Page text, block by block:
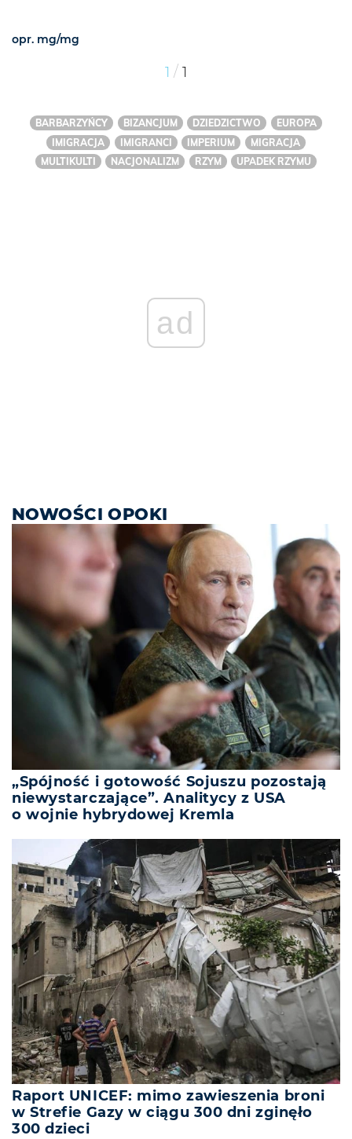
opr. mg/mg
1 / 1
BARBARZYŃCY BIZANCJUM DZIEDZICTWO
EUROPA
IMIGRACJA
IMIGRANCI IMPERIUM
MIGRACJA
MULTIKULTI
NACJONALIZM RZYM UPADEK RZYMU
ad
NOWOŚCI OPOKI
„Spójność i gotowość Sojuszu pozostają
niewystarczające”. Analitycy z USA
o wojnie hybrydowej Kremla
Raport UNICEF: mimo zawieszenia broni
w Strefie Gazy w ciągu 300 dni zginęło
300 dzieci